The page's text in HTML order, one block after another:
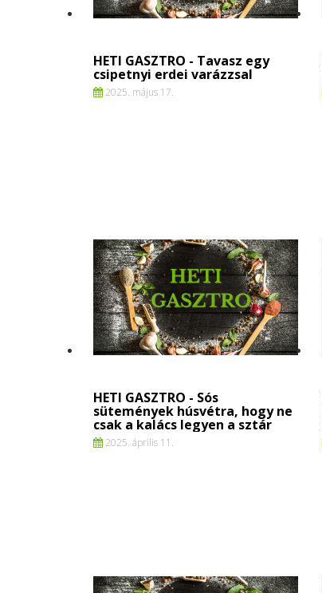
HETI GASZTRO - Tavasz egy
csipetnyi erdei varázzsal
2025. május 17.
HETI GASZTRO - Sós
sütemények húsvétra, hogy ne
csak a kalács legyen a sztár
2025. április 11.